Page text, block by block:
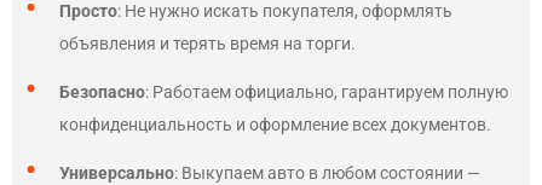
Просто: Не нужно искать покупателя, оформлять
объявления и терять время на торги.
Безопасно: Работаем официально, гарантируем полную
конфиденциальность и оформление всех документов.
Универсально: Выкупаем авто в любом состоянии —